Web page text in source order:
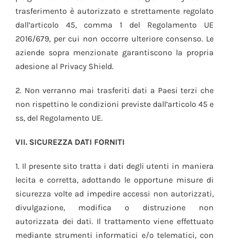
trasferimento è autorizzato e strettamente regolato
dall’articolo 45, comma 1 del Regolamento UE
2016/679, per cui non occorre ulteriore consenso. Le
aziende sopra menzionate garantiscono la propria
adesione al Privacy Shield.
2. Non verranno mai trasferiti dati a Paesi terzi che
non rispettino le condizioni previste dall’articolo 45 e
ss, del Regolamento UE.
VII. SICUREZZA DATI FORNITI
1. Il presente sito tratta i dati degli utenti in maniera
lecita e corretta, adottando le opportune misure di
sicurezza volte ad impedire accessi non autorizzati,
divulgazione, modifica o distruzione non
autorizzata dei dati. Il trattamento viene effettuato
mediante strumenti informatici e/o telematici, con